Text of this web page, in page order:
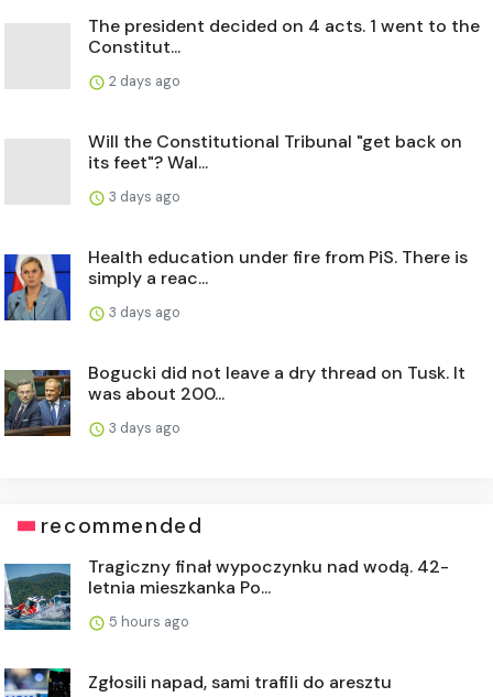
The president decided on 4 acts. 1 went to the
Constitut...
2 days ago
Will the Constitutional Tribunal "get back on
its feet"? Wal...
3 days ago
Health education under fire from PiS. There is
simply a reac...
3 days ago
Bogucki did not leave a dry thread on Tusk. It
was about 200...
3 days ago
recommended
Tragiczny finał wypoczynku nad wodą. 42-
letnia mieszkanka Po...
5 hours ago
Zgłosili napad, sami trafili do aresztu